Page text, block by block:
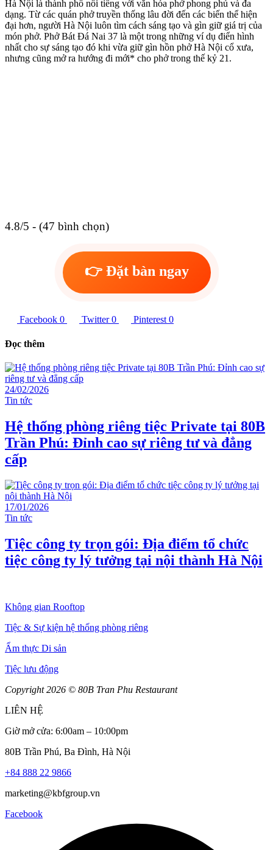
Hà Nội là thành phố nổi tiếng với văn hóa phở phong phú và đa
dạng. Từ các quán phở truyền thống lâu đời đến các biến thể hiện
đại hơn, người Hà Nội luôn tìm cách sáng tạo và gìn giữ giá trị của
món phở. Phở Bát Đá Nai 37 là một trong những ví dụ điển hình
nhất cho sự sáng tạo đó khi vừa giữ gìn hồn phở Hà Nội cổ xưa,
nhưng cũng mở ra hướng đi mới* cho phở trong thế kỷ 21.
4.8/5 - (47 bình chọn)
👉 Đặt bàn ngay
Facebook 0 Twitter 0 Pinterest 0
Đọc thêm
24/02/2026
Tin tức
Hệ thống phòng riêng tiệc Private tại 80B
Trần Phú: Đỉnh cao sự riêng tư và đẳng
cấp
17/01/2026
Tin tức
Tiệc công ty trọn gói: Địa điểm tổ chức
tiệc công ty lý tưởng tại nội thành Hà Nội
Không gian Rooftop
Tiệc & Sự kiện hệ thống phòng riêng
Ẩm thực Di sản
Tiệc lưu động
Copyright 2026 © 80B Tran Phu Restaurant
LIÊN HỆ
Giờ mở cửa: 6:00am – 10:00pm
80B Trần Phú, Ba Đình, Hà Nội
+84 888 22 9866
marketing@kbfgroup.vn
Facebook